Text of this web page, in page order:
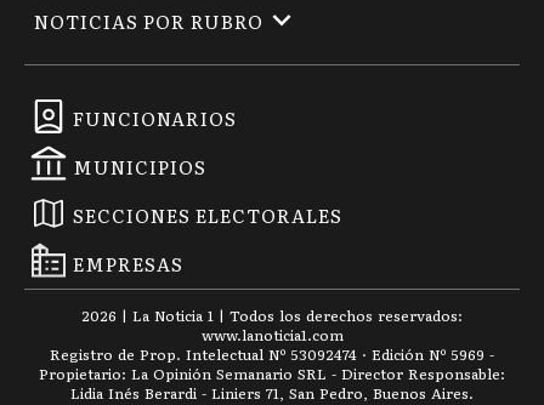
FUNCIONARIOS
MUNICIPIOS
SECCIONES ELECTORALES
EMPRESAS
NOTICIAS POR RUBRO
2026 | La Noticia 1 | Todos los derechos reservados:
www.lanoticia1.com
Registro de Prop. Intelectual Nº 53092474 · Edición Nº 5969 -
Propietario: La Opinión Semanario SRL - Director Responsable:
Lidia Inés Berardi - Liniers 71, San Pedro, Buenos Aires.